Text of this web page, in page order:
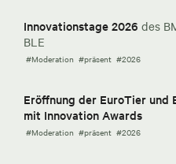
Innovationstage 2026 des
BLE
#Moderation #präsent #2026
Eröffnung der EuroTier und
mit Innovation Awards
#Moderation #präsent #2026